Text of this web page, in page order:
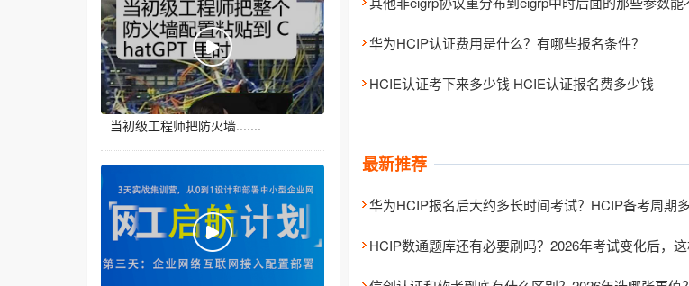
当初级工程师把防火墙.......
华为HCIP认证费用是什么？有哪些报名条件？
HCIE认证考下来多少钱 HCIE认证报名费多少钱
最新推荐